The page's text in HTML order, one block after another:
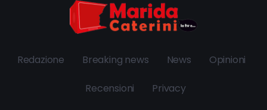
Redazione Breaking news News Opinioni
Recensioni Privacy